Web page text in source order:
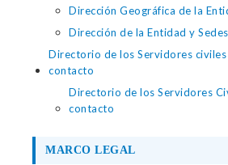
Dirección Geográfica de la
Dirección de la Entidad y Sedes
Directorio de los Servidores
contacto
Directorio de los Servidores
contacto
MARCO LEGAL